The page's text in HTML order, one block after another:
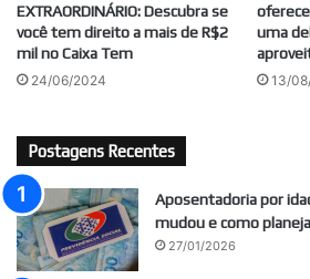
EXTRAORDINÁRIO: Descubra se
você tem direito a mais de R$2
mil no Caixa Tem
24/06/2024
uma
13/
Postagens Recentes
Aposentadoria por
mudou e como
27/01/2026